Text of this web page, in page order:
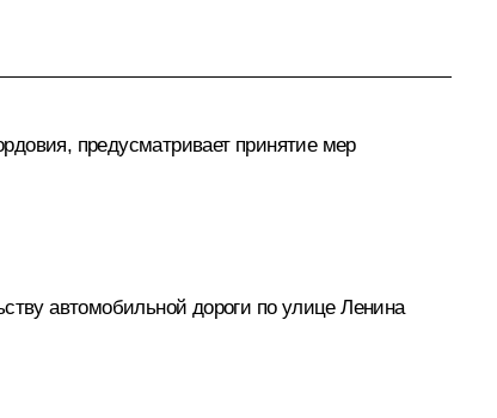
предусматривает принятие мер
автомобильной дороги по улице Ленина